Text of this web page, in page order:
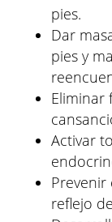
pies.
Dar
pies y
Eliminar
Activar
Prevenir
reflejo